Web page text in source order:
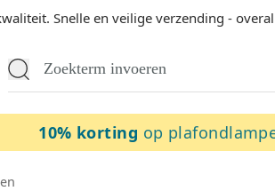
Snelle en veilige verzending -
10% korting op